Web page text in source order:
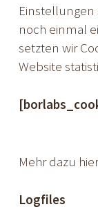
Einstellungen
noch einmal
setzten wir
Website
Mehr dazu
Logfiles